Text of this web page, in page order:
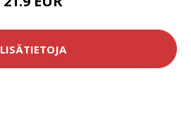
LISÄTIETOJA